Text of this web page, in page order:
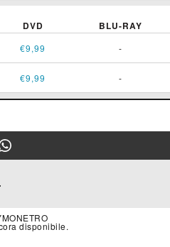
DVD BLU-RAY
€9,99 -
€9,99 -
disponibile.